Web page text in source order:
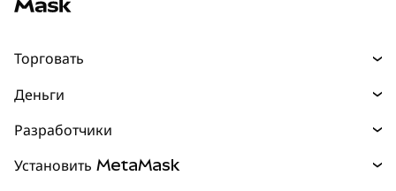
Торговать
Прогнозы
Перпы НОВИНКА
Деньги
mUSD
Разработчики
Установить MetaMask